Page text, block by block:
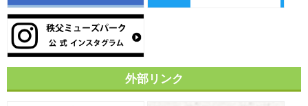
外部リンク